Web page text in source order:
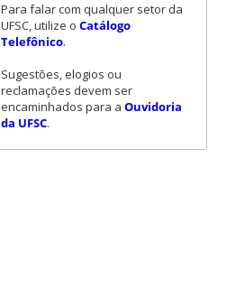
Para falar com qualquer setor da
UFSC, utilize o Catálogo
Telefônico.
Sugestões, elogios ou
reclamações devem ser
encaminhados para a Ouvidoria
da UFSC.